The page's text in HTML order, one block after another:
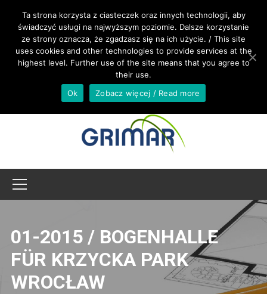
RUFEN SIE UNS AN +48 533 967 605
INTERNATIONAL@GRIMAR.EU
01-2015 / BOGENHALLE
FÜR KRZYCKA PARK
WROCŁAW
Ta strona korzysta z ciasteczek oraz innych technologii, aby
świadczyć usługi na najwyższym poziomie. Dalsze korzystanie
ze strony oznacza, że zgadzasz się na ich użycie. / This site
uses cookies and other technologies to provide services at the
highest level. Further use of the site means that you agree to
their use.
Ok
Zobacz więcej / Read more